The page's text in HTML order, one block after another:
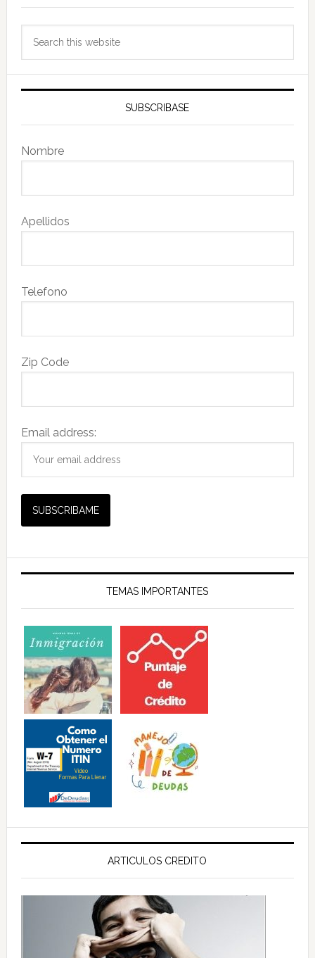
SUBSCRIBASE
Nombre
Apellidos
Telefono
Zip Code
Email address:
TEMAS IMPORTANTES
ARTICULOS CREDITO